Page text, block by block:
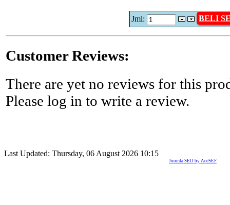
Jml: BELI
Customer Reviews:
There are yet no reviews for this
Please log in to write a review.
Last Updated: Thursday, 06 August 2026 10:15
Joomla SEO by AceSEF